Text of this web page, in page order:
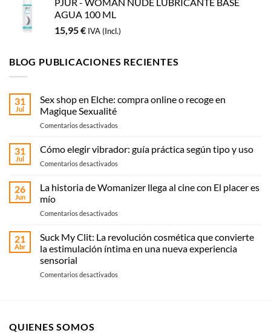
AGUA 100 ML
15,95€ IVA (Incl.)
BLOG PUBLICACIONES RECIENTES
31
Jul
Sex shop en Elche: compra online o recoge en
Magique Sexualité
Comentarios desactivadosen
shop
en
Elche:
online
en
Sexualité
31
Jul
Cómo elegir vibrador: guía práctica según tipo y uso
Comentarios desactivadosen
elegir
vibrador:
práctica
tipo
26
Jun
La historia de Womanizer llega al cine con El placer es
mío
Comentarios desactivadosen
historia
de
Womanizer
al
21
Abr
Suck My Clit: La revolución cosmética que convierte
la estimulación íntima en una nueva experiencia
sensorial
Comentarios desactivadosen
QUIENES SOMOS